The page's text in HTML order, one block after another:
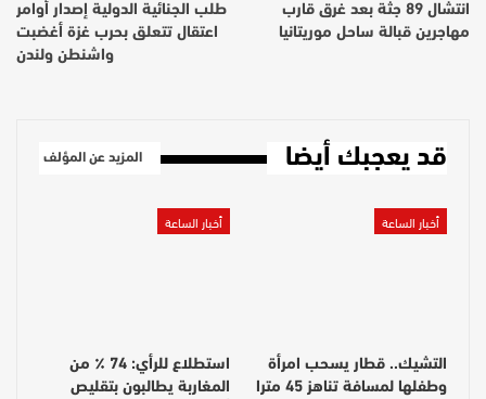
انتشال 89 جثة بعد غرق قارب
مهاجرين قبالة ساحل موريتانيا
طلب الجنائية الدولية إصدار أوامر
اعتقال تتعلق بحرب غزة أغضبت
واشنطن ولندن
قد يعجبك أيضا المزيد عن المؤلف
أخبار الساعة
التشيك.. قطار يسحب امرأة
وطفلها لمسافة تناهز 45 مترا
أخبار الساعة
استطلاع للرأي: 74 ٪ من
المغاربة يطالبون بتقليص